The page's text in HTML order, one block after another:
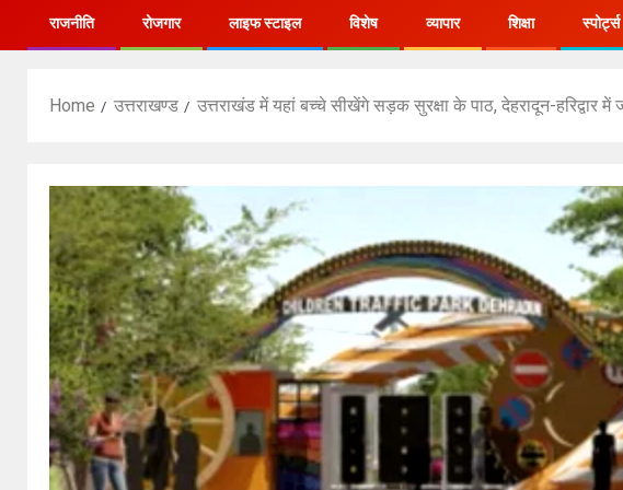
राजनीति रोजगार लाइफ स्टाइल विशेष व्यापार शिक्षा स्पोर्ट्स
Home उत्तराखण्ड उत्तराखंड में यहां बच्चे सीखेंगे सड़क सुरक्षा के पाठ, देहरादून-हरिद्वार में